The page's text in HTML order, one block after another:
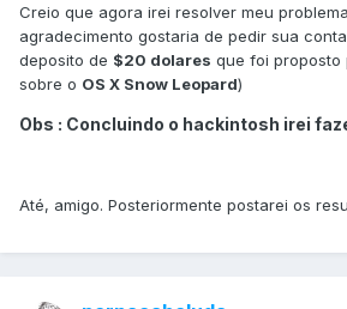
Creio que agora irei resolver meu
agradecimento gostaria de pedir sua
deposito de $20 dolares que foi proposto
sobre o OS X Snow Leopard)
Obs : Concluindo o hackintosh irei
Até, amigo. Posteriormente postarei os